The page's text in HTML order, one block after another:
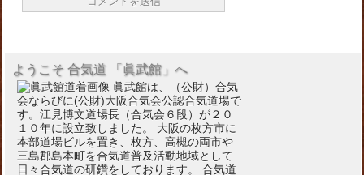
ようこそ 合気道 「眞武館」へ
眞武館は、（公財）合気
会ならびに(公財)大阪合気会公認合気道場で
す。江見博文道場長（合気会６段）が２０
１０年に設立致しました。 大阪の枚方市に
本部道場ビルを置き、枚方、高槻の両市や
三島郡島本町を合気道普及活動地域として
日々合気道の研鑽をしております。 合気道